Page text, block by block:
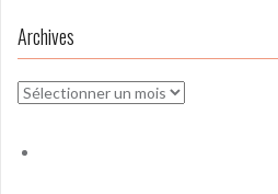
Archives
Archives